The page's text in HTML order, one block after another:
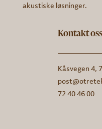
akustiske løsninger.
Kontakt oss
Kåsvegen 4,
72 40 46 00